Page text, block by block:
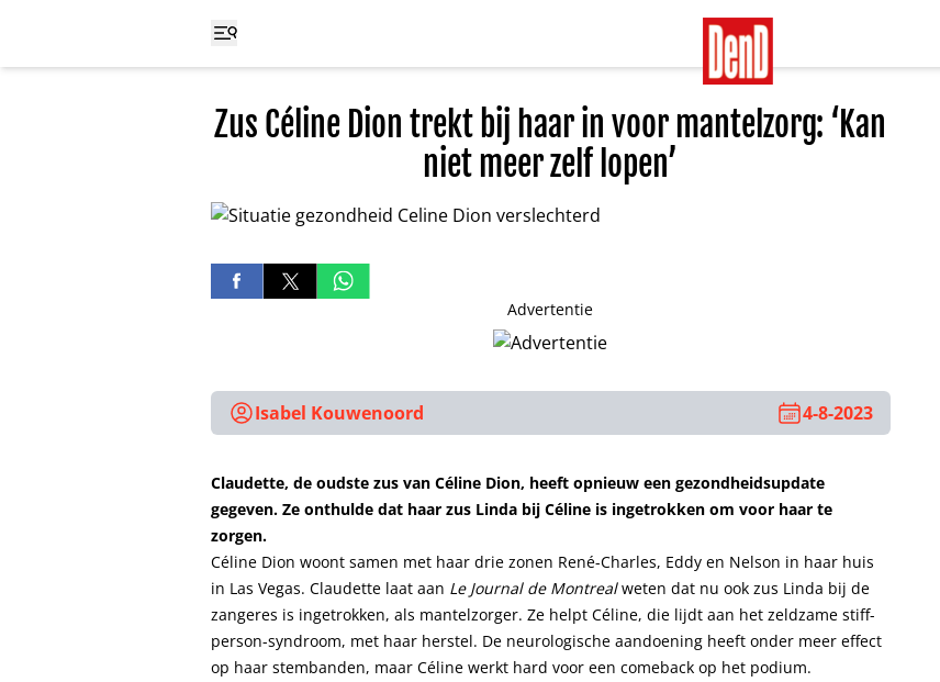
Zus Céline Dion trekt bij haar in voor mantelzorg: ‘Kan
niet meer zelf lopen’
Advertentie
Isabel Kouwenoord 4-8-2023
Claudette, de oudste zus van Céline Dion, heeft opnieuw een gezondheidsupdate
gegeven. Ze onthulde dat haar zus Linda bij Céline is ingetrokken om voor haar te
zorgen.
Céline Dion woont samen met haar drie zonen René-Charles, Eddy en Nelson in haar huis
in Las Vegas. Claudette laat aan Le Journal de Montrealweten dat nu ook zus Linda bij de
zangeres is ingetrokken, als mantelzorger. Ze helpt Céline, die lijdt aan het zeldzame stiff-
person-syndroom, met haar herstel. De neurologische aandoening heeft onder meer effect
op haar stembanden, maar Céline werkt hard voor een comeback op het podium.